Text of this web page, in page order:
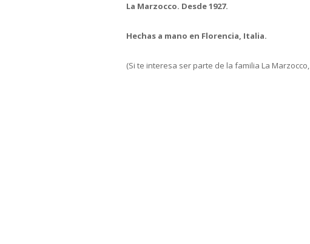
La Marzocco. Desde 1927.
Hechas a mano en Florencia, Italia.
(Si te interesa ser parte de la familia La Marzocco,